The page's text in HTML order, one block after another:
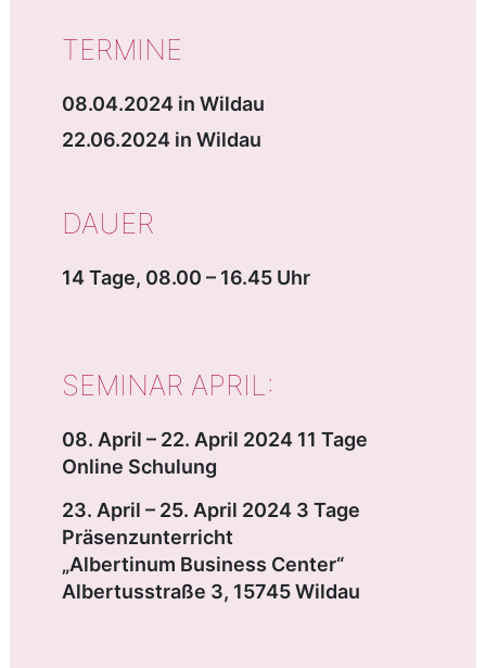
TERMINE
08.04.2024 in Wildau
22.06.2024 in Wildau
DAUER
14 Tage, 08.00 – 16.45 Uhr
SEMINAR APRIL:
08. April – 22. April 2024 11 Tage
Online Schulung
23. April – 25. April 2024 3 Tage
Präsenzunterricht
„Albertinum Business Center“
Albertusstraße 3, 15745 Wildau